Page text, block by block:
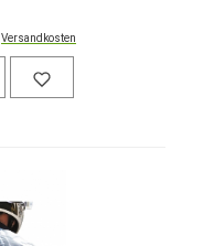
Versandkosten